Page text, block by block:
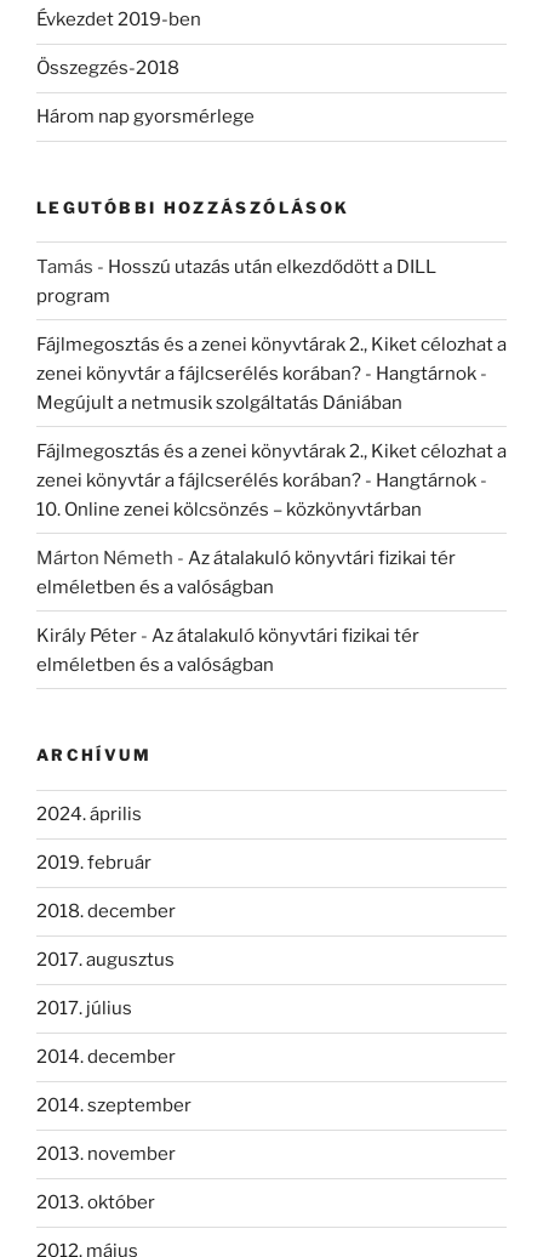
Évkezdet 2019-ben
Összegzés-2018
Három nap gyorsmérlege
LEGUTÓBBI HOZZÁSZÓLÁSOK
Tamás - Hosszú utazás után elkezdődött a DILL
program
Fájlmegosztás és a zenei könyvtárak 2., Kiket célozhat a
zenei könyvtár a fájlcserélés korában? - Hangtárnok -
Megújult a netmusik szolgáltatás Dániában
Fájlmegosztás és a zenei könyvtárak 2., Kiket célozhat a
zenei könyvtár a fájlcserélés korában? - Hangtárnok -
10. Online zenei kölcsönzés – közkönyvtárban
Márton Németh - Az átalakuló könyvtári fizikai tér
elméletben és a valóságban
Király Péter - Az átalakuló könyvtári fizikai tér
elméletben és a valóságban
ARCHÍVUM
2024. április
2019. február
2018. december
2017. augusztus
2017. július
2014. december
2014. szeptember
2013. november
2013. október
2012. május